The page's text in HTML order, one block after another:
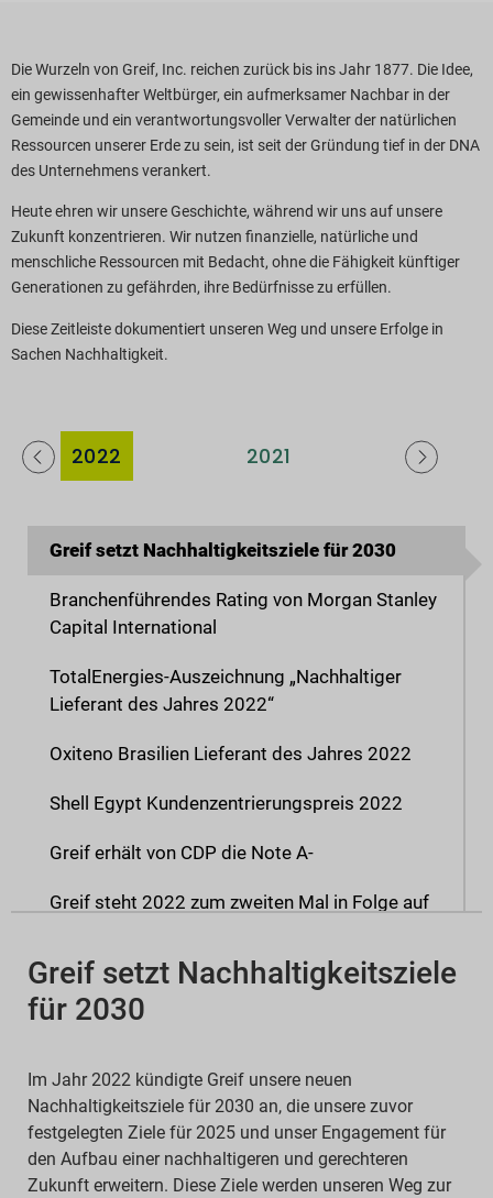
und Leistung
Reporting-Indizes
Downloads
Die Wurzeln von Greif, Inc. reichen zurück bis ins Jahr 1877. Die Idee,
ein gewissenhafter Weltbürger, ein aufmerksamer Nachbar in der
Gemeinde und ein verantwortungsvoller Verwalter der natürlichen
Ressourcen unserer Erde zu sein, ist seit der Gründung tief in der DNA
des Unternehmens verankert.
Heute ehren wir unsere Geschichte, während wir uns auf unsere
Zukunft konzentrieren. Wir nutzen finanzielle, natürliche und
menschliche Ressourcen mit Bedacht, ohne die Fähigkeit künftiger
Generationen zu gefährden, ihre Bedürfnisse zu erfüllen.
Diese Zeitleiste dokumentiert unseren Weg und unsere Erfolge in
Sachen Nachhaltigkeit.
2022 2021 2020
Greif setzt Nachhaltigkeitsziele für 2030
Branchenführendes Rating von Morgan Stanley
Capital International
TotalEnergies-Auszeichnung „Nachhaltiger
Lieferant des Jahres 2022“
Oxiteno Brasilien Lieferant des Jahres 2022
Shell Egypt Kundenzentrierungspreis 2022
Greif erhält von CDP die Note A-
Greif steht 2022 zum zweiten Mal in Folge auf
Arbeitsplätze
Unsere erste nachhaltige
Greif schließt die
Unternehmensnachhaltigkeitsbewertung 2022
von S&P Global ab
Greif setzt Nachhaltigkeitsziele
für 2030
Im Jahr 2022 kündigte Greif unsere neuen
Nachhaltigkeitsziele für 2030 an, die unsere zuvor
festgelegten Ziele für 2025 und unser Engagement für
den Aufbau einer nachhaltigeren und gerechteren
Zukunft erweitern. Diese Ziele werden unseren Weg zur